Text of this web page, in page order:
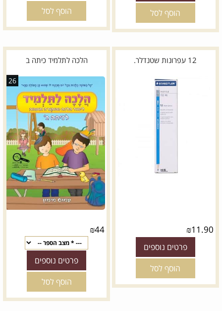
הוסף לסל
הוסף לסל
12 עפרונות שטנדלר.
₪11.90
פרטים נוספים
הוסף לסל
הלכה לתלמיד כיתה ב
26
₪44
פרטים נוספים
הוסף לסל